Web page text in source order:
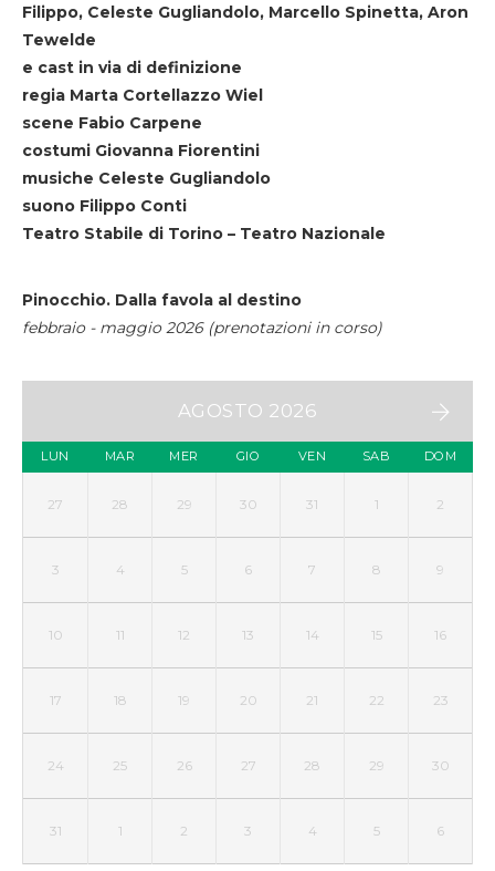
Filippo, Celeste Gugliandolo, Marcello Spinetta, Aron
Tewelde
e cast in via di definizione
regia Marta Cortellazzo Wiel
scene Fabio Carpene
costumi Giovanna Fiorentini
musiche Celeste Gugliandolo
suono Filippo Conti
Teatro Stabile di Torino – Teatro Nazionale
Pinocchio. Dalla favola al destino
febbraio - maggio 2026 (prenotazioni in corso)
AGOSTO 2026
LUN MAR MER GIO VEN SAB DOM
27 28 29 30 31 1 2
3 4 5 6 7 8 9
10 11 12 13 14 15 16
17 18 19 20 21 22 23
24 25 26 27 28 29 30
31 1 2 3 4 5 6